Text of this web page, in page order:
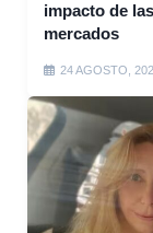
impacto de
mercados
24 AGOSTO,